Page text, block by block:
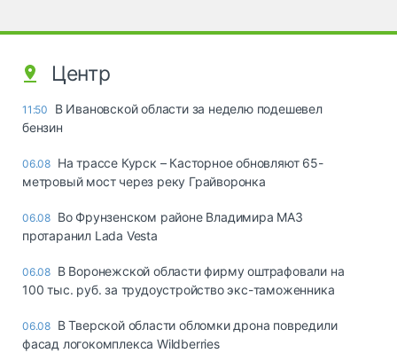
Центр
11:50
В Ивановской области за неделю подешевел
бензин
06.08 На трассе Курск – Касторное обновляют 65-
метровый мост через реку Грайворонка
06.08 Во Фрунзенском районе Владимира МАЗ
протаранил Lada Vesta
06.08 В Воронежской области фирму оштрафовали на
100 тыс. руб. за трудоустройство экс-таможенника
06.08 В Тверской области обломки дрона повредили
фасад логокомплекса Wildberries